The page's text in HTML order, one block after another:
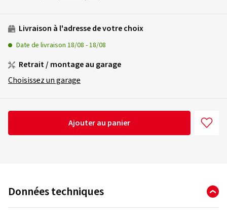
Livraison à l'adresse de votre choix
Date de livraison 18/08 -18/08
Retrait / montage au garage
Choisissez un garage
Ajouter au panier
Données techniques